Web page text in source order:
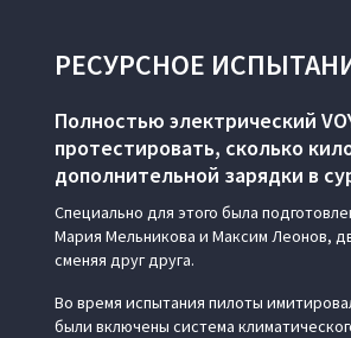
РЕСУРСНОЕ
Полностью электрический
протестировать, сколько
дополнительной зарядки в
Специально для этого была
Мария Мельникова и Максим Леонов,
сменяя друг друга.
Во время испытания пилоты
были включены система